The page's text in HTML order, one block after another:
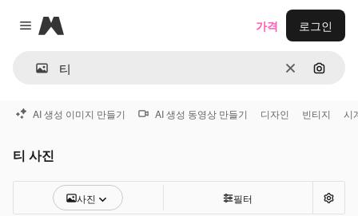
Close menu
Magnific
지우기이미지
가격 로그인
AI 생성 이미지 만들기 AI 생성 동영상 만들기 디자인 빈티지 시
티 사진
사진 필터